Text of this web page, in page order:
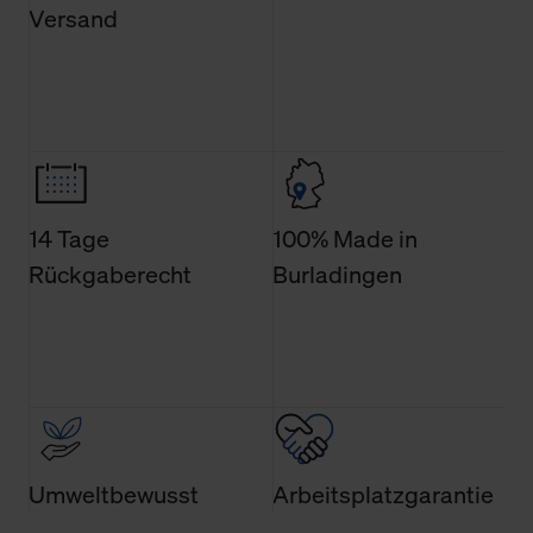
Änderung gesammelten Daten.
Versand
14 Tage
Rückgaberecht
100% Made in
Burladingen
Umweltbewusst Arbeitsplatzgarantie